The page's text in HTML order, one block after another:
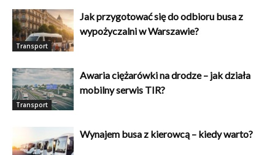
Transport
Jak przygotować się do odbioru busa z
wypożyczalni w Warszawie?
Transport
Awaria ciężarówki na drodze – jak działa
mobilny serwis TIR?
Wynajem busa z kierowcą – kiedy warto?